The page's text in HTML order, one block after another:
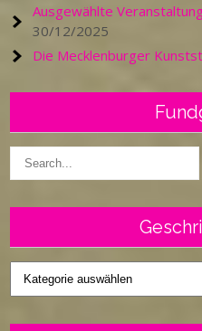
Ausgewählte
30/12/2025
Die Mecklenburger
Geschriebenes